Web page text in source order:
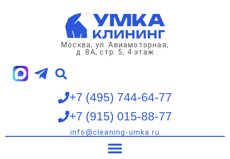
Москва, ул. Авиамоторная,
д. 8А, стр. 5, 4 этаж
+7 (495) 744-64-77
+7 (915) 015-88-77
info@cleaning-umka.ru